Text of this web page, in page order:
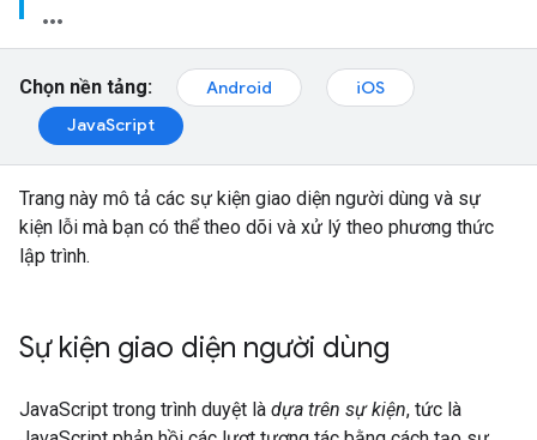
Chọn nền tảng: Android
iOS
JavaScript
Trang này mô tả các sự kiện giao diện người dùng và sự
kiện lỗi mà bạn có thể theo dõi và xử lý theo phương thức
lập trình.
Sự kiện giao diện người dùng
JavaScript trong trình duyệt là dựa trên sự kiện, tức là